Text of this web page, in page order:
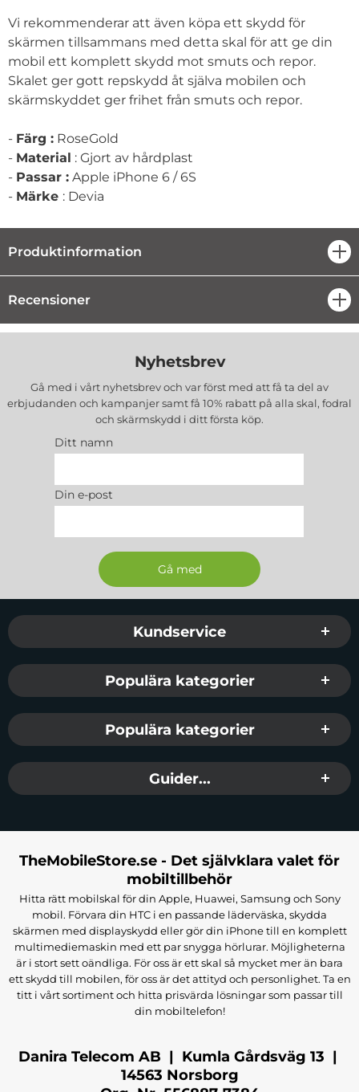
Vi rekommenderar att även köpa ett skydd för
skärmen tillsammans med detta skal för att ge din
mobil ett komplett skydd mot smuts och repor.
Skalet ger gott repskydd åt själva mobilen och
skärmskyddet ger frihet från smuts och repor.
- Färg : RoseGold
- Material : Gjort av hårdplast
- Passar : Apple iPhone 6 / 6S
- Märke : Devia
Produktinformation
Recensioner
Nyhetsbrev
Gå med i vårt nyhetsbrev och var först med att få ta del av
erbjudanden och kampanjer samt få 10% rabatt på alla skal, fodral
och skärmskydd i ditt första köp.
Ditt namn
Din e-post
Sidfot Blandad info och länkar
Kundservice
Populära kategorier
Populära kategorier
Guider...
TheMobileStore.se - Det självklara valet för
mobiltillbehör
Hitta rätt mobilskal för din Apple, Huawei, Samsung och Sony
mobil. Förvara din HTC i en passande läderväska, skydda
skärmen med displayskydd eller gör din iPhone till en komplett
multimediemaskin med ett par snygga hörlurar. Möjligheterna
är i stort sett oändliga. För oss är ett skal så mycket mer än bara
ett skydd till mobilen, för oss är det attityd och personlighet. Ta en
titt i vårt sortiment och hitta prisvärda lösningar som passar till
din mobiltelefon!
Danira Telecom AB | Kumla Gårdsväg 13 |
14563 Norsborg